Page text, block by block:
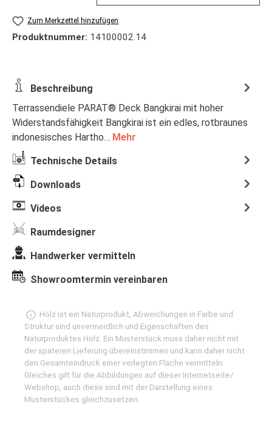
Zum Merkzettel hinzufügen
Produktnummer: 14100002.14
Beschreibung
Terrassendiele PARAT® Deck Bangkirai mit hoher
Widerstandsfähigkeit Bangkirai ist ein edles, rotbraunes
indonesisches Hartho… Mehr
Technische Details
Downloads
Videos
Raumdesigner
Handwerker vermitteln
Showroomtermin vereinbaren
Holz ist ein Naturprodukt, Abweichungen in Farbe und
Struktur sind unvermeidlich und Eigenschaften des
Naturproduktes Holz. Ein Musterstück muss daher nicht mit
der späteren Lieferung übereinstimmen und kann daher nicht
den Gesamteindruck einer verlegten Fläche vermitteln.
Gleiches gilt für die Abbildungen auf dieser Internetseite/
Webshop, auch diese sind mit der Darstellung eines
Musterstückes gleichzusetzen.